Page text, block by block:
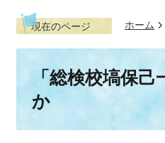
現在のページ ホーム
「総検校塙保
か